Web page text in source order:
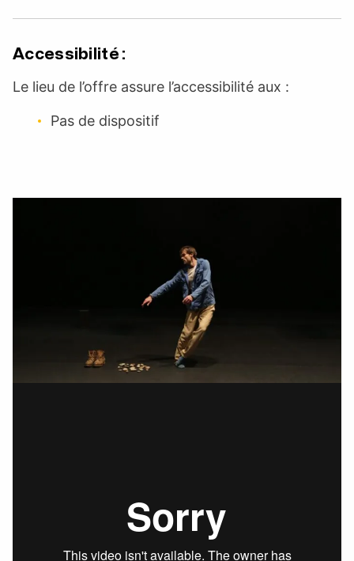
Accessibilité :
Le lieu de l’offre assure l’accessibilité aux :
Pas de dispositif